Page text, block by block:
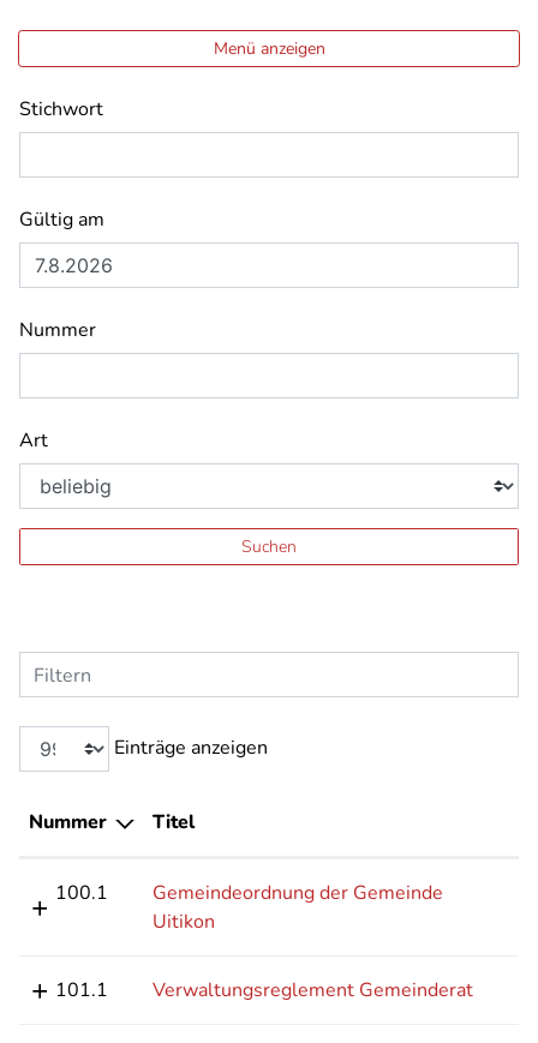
Menü anzeigen
Stichwort
Gültig am
Nummer
Art
Suchen
Filtern
Einträge anzeigen
Nummer Titel
100.1
Gemeindeordnung der Gemeinde
Uitikon
101.1 Verwaltungsreglement Gemeinderat